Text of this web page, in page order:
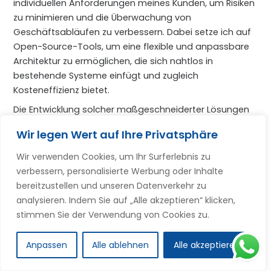
Wir legen Wert auf Ihre Privatsphäre
Wir verwenden Cookies, um Ihr Surferlebnis zu
verbessern, personalisierte Werbung oder Inhalte
bereitzustellen und unseren Datenverkehr zu
analysieren. Indem Sie auf „Alle akzeptieren“ klicken,
stimmen Sie der Verwendung von Cookies zu.
Anpassen Alle ablehnen Alle akzeptieren
individuellen Anforderungen meines Kunden, um Risiken
zu minimieren und die Überwachung von
Geschäftsabläufen zu verbessern. Dabei setze ich auf
Open-Source-Tools, um eine flexible und anpassbare
Architektur zu ermöglichen, die sich nahtlos in
bestehende Systeme einfügt und zugleich
Kosteneffizienz bietet.
Die Entwicklung solcher maßgeschneiderter Lösungen
sondern auch die betriebliche Effizienz signifikant zu
steigern. Als Experte für Prozessoptimierung
berücksichtige ich stets die vielfältigen
Geschäftsprozesse und erstelle Tools, die auf den
Bedarf zugeschnitten sind, um so auch langfristig
einen messbaren Mehrwert für das Unternehmen zu
Implementieren Von Automatisierung
Zur Effizienzsteigerung